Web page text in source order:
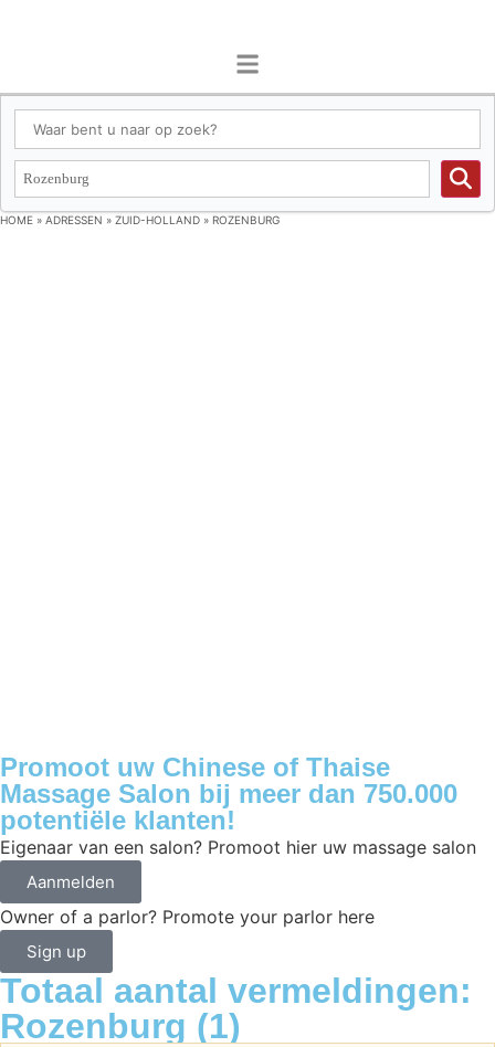
HOME » ADRESSEN » ZUID-HOLLAND » ROZENBURG
Promoot uw Chinese of Thaise
Massage Salon bij meer dan 750.000
potentiële klanten!
Eigenaar van een salon? Promoot hier uw massage salon
Aanmelden
Owner of a parlor? Promote your parlor here
Sign up
Totaal aantal vermeldingen:
Rozenburg (1)